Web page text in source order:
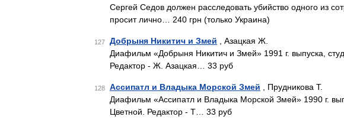
Сергей Седов должен расследовать убийство одного из
просит лично… 240 грн (только Украина)
127 Добрыня Никитич и Змей , Азацкая Ж.
Диафильм «Добрыня Никитич и Змей» 1991 г. выпуска,
Редактор - Ж. Азацкая… 33 руб
128 Ассипатл и Владыка Морской Змей , Прудникова Т.
Диафильм «Ассипатл и Владыка Морской Змей» 1990 г.
Цветной. Редактор - Т… 33 руб